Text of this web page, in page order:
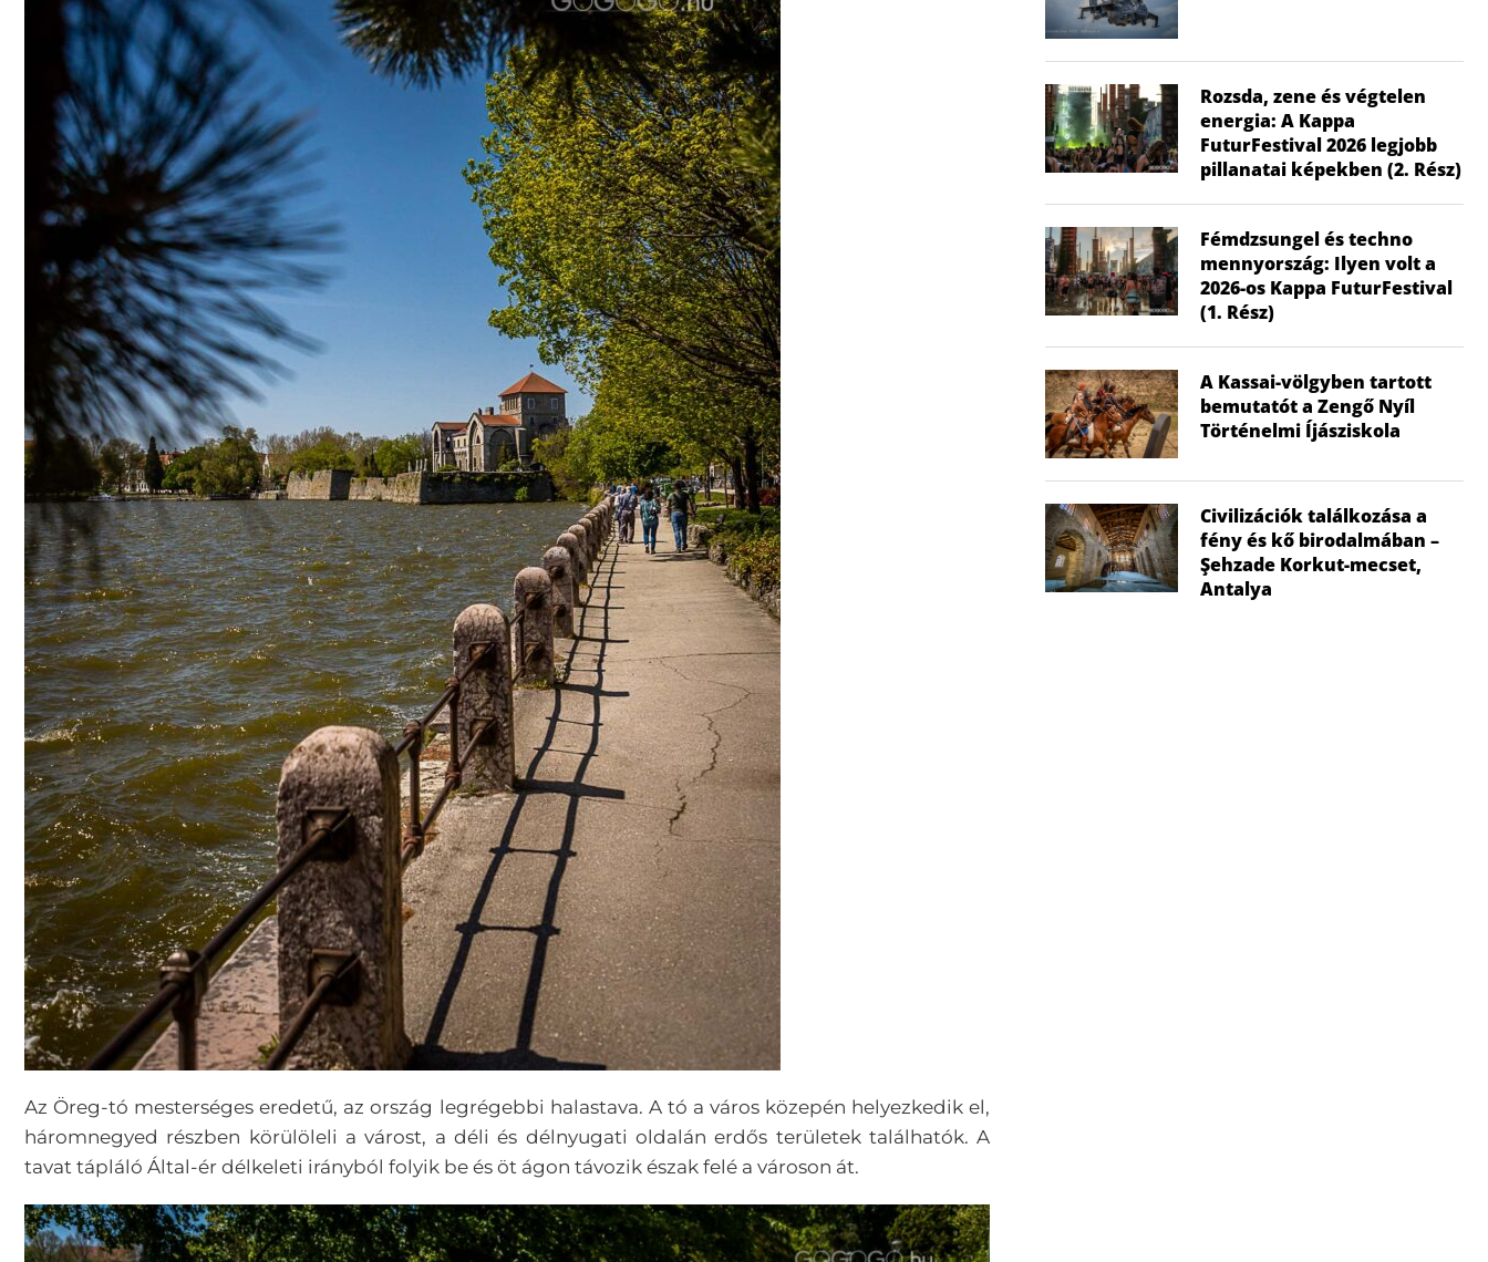
Az Öreg-tó mesterséges eredetű, az ország legrégebbi halastava. A tó a város közepén helyezkedik el,
háromnegyed részben körülöleli a várost, a déli és délnyugati oldalán erdős területek találhatók. A
tavat tápláló Által-ér délkeleti irányból folyik be és öt ágon távozik észak felé a városon át.
Rozsda, zene és végtelen
energia: A Kappa
FuturFestival 2026 legjobb
pillanatai képekben (2. Rész)
Fémdzsungel és techno
mennyország: Ilyen volt a
2026-os Kappa FuturFestival
(1. Rész)
A Kassai-völgyben tartott
bemutatót a Zengő Nyíl
Történelmi Íjásziskola
Civilizációk találkozása a
fény és kő birodalmában –
Şehzade Korkut-mecset,
Antalya